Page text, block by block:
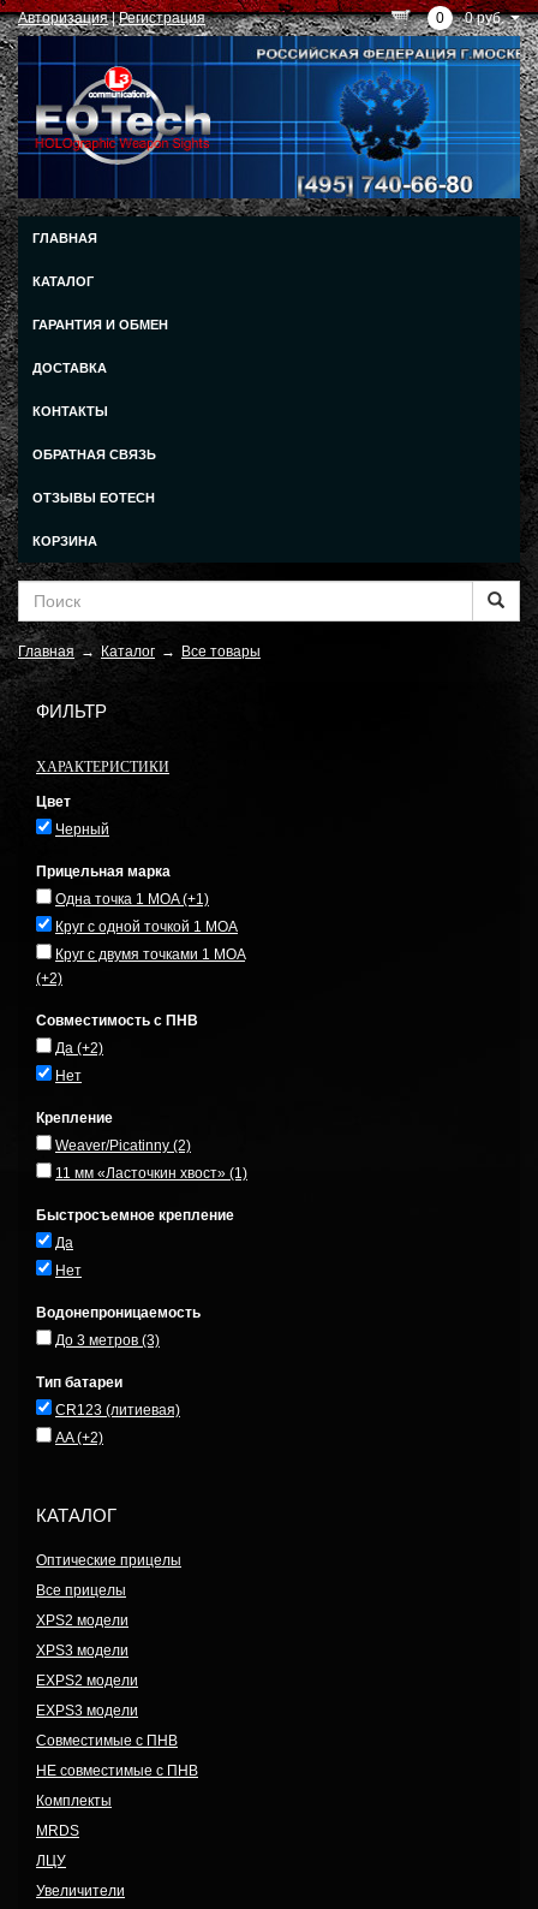
Авторизация|Регистрация 0 0 руб.
ГЛАВНАЯ
КАТАЛОГ
ГАРАНТИЯ И ОБМЕН
ДОСТАВКА
КОНТАКТЫ
ОБРАТНАЯ СВЯЗЬ
ОТЗЫВЫ EOTECH
КОРЗИНА
Главная → Каталог → Все товары
ФИЛЬТР
ХАРАКТЕРИСТИКИ
Цвет
Черный
Прицельная марка
Одна точка 1 MOA(+1)
Круг с одной точкой 1 MOA
Круг с двумя точками 1 MOA
(+2)
Совместимость с ПНВ
Да (+2)
Нет
Крепление
Weaver/Picatinny (2)
11 мм «Ласточкин хвост» (1)
Быстросъемное крепление
Да
Нет
Водонепроницаемость
До 3 метров (3)
Тип батареи
CR123 (литиевая)
AA(+2)
КАТАЛОГ
Оптические прицелы
Все прицелы
XPS2 модели
XPS3 модели
EXPS2 модели
EXPS3 модели
Совместимые с ПНВ
НЕ совместимые с ПНВ
Комплекты
MRDS
ЛЦУ
Увеличители